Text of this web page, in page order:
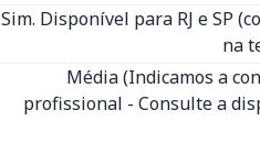
Sim. Disponível para RJ e SP
na
Média (Indicamos a
profissional - Consulte a